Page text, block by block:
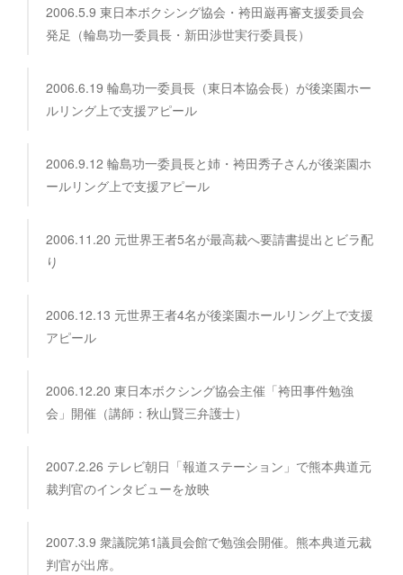
2006.5.9 東日本ボクシング協会・袴田巌再審支援委員会
発足（輪島功一委員長・新田渉世実行委員長）
2006.6.19 輪島功一委員長（東日本協会長）が後楽園ホー
ルリング上で支援アピール
2006.9.12 輪島功一委員長と姉・袴田秀子さんが後楽園ホ
ールリング上で支援アピール
2006.11.20 元世界王者5名が最高裁へ要請書提出とビラ配
り
2006.12.13 元世界王者4名が後楽園ホールリング上で支援
アピール
2006.12.20 東日本ボクシング協会主催「袴田事件勉強
会」開催（講師：秋山賢三弁護士）
2007.2.26 テレビ朝日「報道ステーション」で熊本典道元
裁判官のインタビューを放映
2007.3.9 衆議院第1議員会館で勉強会開催。熊本典道元裁
判官が出席。